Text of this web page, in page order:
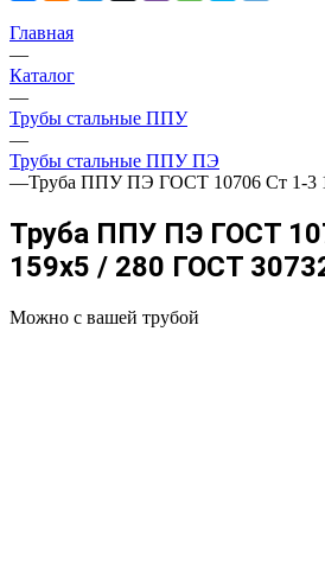
Главная
—
Каталог
—
Трубы стальные ППУ
—
Трубы стальные ППУ ПЭ
—Труба ППУ ПЭ ГОСТ 10706 Ст 1-3
Труба ППУ ПЭ ГОСТ
159x5 / 280 ГОСТ
Можно с вашей трубой